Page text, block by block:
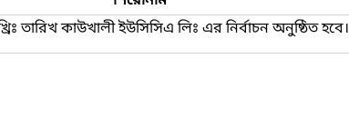
তারিখ কাউখালী ইউসিসিএ লিঃ এর নির্বাচন অনুষ্ঠিত হবে।